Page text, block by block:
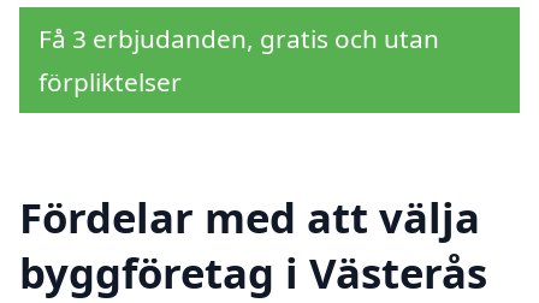
Få 3 erbjudanden, gratis och utan
förpliktelser
Fördelar med att välja
byggföretag i Västerås